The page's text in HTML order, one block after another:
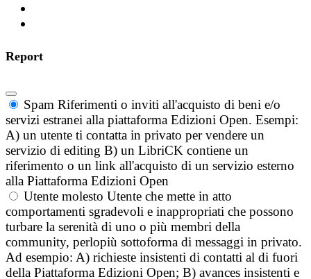
Report
Spam Riferimenti o inviti all'acquisto di beni e/o
servizi estranei alla piattaforma Edizioni Open. Esempi:
A) un utente ti contatta in privato per vendere un
servizio di editing B) un LibriCK contiene un
riferimento o un link all'acquisto di un servizio esterno
alla Piattaforma Edizioni Open
Utente molesto Utente che mette in atto
comportamenti sgradevoli e inappropriati che possono
turbare la serenità di uno o più membri della
community, perlopiù sottoforma di messaggi in privato.
Ad esempio: A) richieste insistenti di contatti al di fuori
della Piattaforma Edizioni Open; B) avances insistenti e